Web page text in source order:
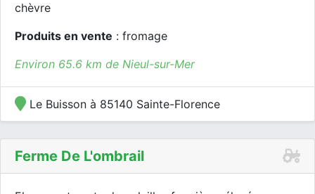
chèvre
Produits en vente : fromage
Environ 65.6 km de Nieul-sur-Mer
Le Buisson à 85140 Sainte-Florence
Ferme De L'ombrail